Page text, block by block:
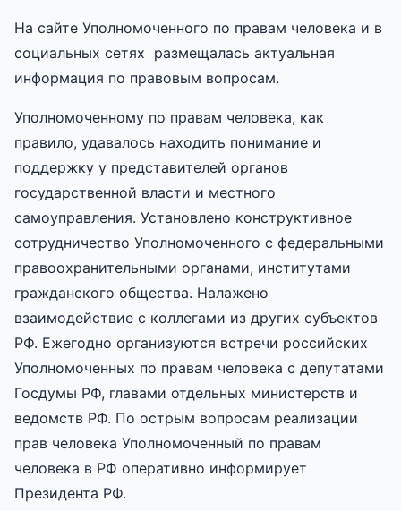
На сайте Уполномоченного по правам человека и в
социальных сетях размещалась актуальная
информация по правовым вопросам.
Уполномоченному по правам человека, как
правило, удавалось находить понимание и
поддержку у представителей органов
государственной власти и местного
самоуправления. Установлено конструктивное
сотрудничество Уполномоченного с федеральными
правоохранительными органами, институтами
гражданского общества. Налажено
взаимодействие с коллегами из других субъектов
РФ. Ежегодно организуются встречи российских
Уполномоченных по правам человека с депутатами
Госдумы РФ, главами отдельных министерств и
ведомств РФ. По острым вопросам реализации
прав человека Уполномоченный по правам
человека в РФ оперативно информирует
Президента РФ.